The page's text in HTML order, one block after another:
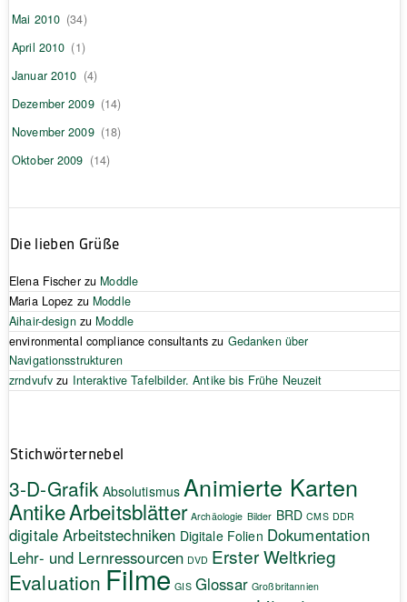
Mai 2010 (34)
April 2010 (1)
Januar 2010 (4)
Dezember 2009 (14)
November 2009 (18)
Oktober 2009 (14)
Die lieben Grüße
Elena Fischerzu Moddle
Maria Lopez zu Moddle
Aihair-designzu Moddle
environmental compliance consultants zu Gedanken über
Navigationsstrukturen
zrndvufv zu Interaktive Tafelbilder. Antike bis Frühe Neuzeit
Stichwörternebel
3-D-Grafik Absolutismus Animierte Karten
AntikeArbeitsblätter Archäologie Bilder BRD CMS DDR
digitale Arbeitstechniken Digitale Folien Dokumentation
Lehr- und Lernressourcen DVD Erster Weltkrieg
Evaluation Filme GIS Glossar Großbritannien